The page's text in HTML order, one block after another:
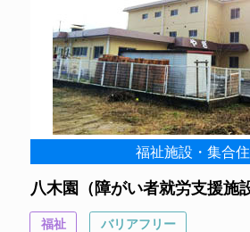
福祉施設・集合
八木園（障がい者就労支援施
福祉 バリアフリー